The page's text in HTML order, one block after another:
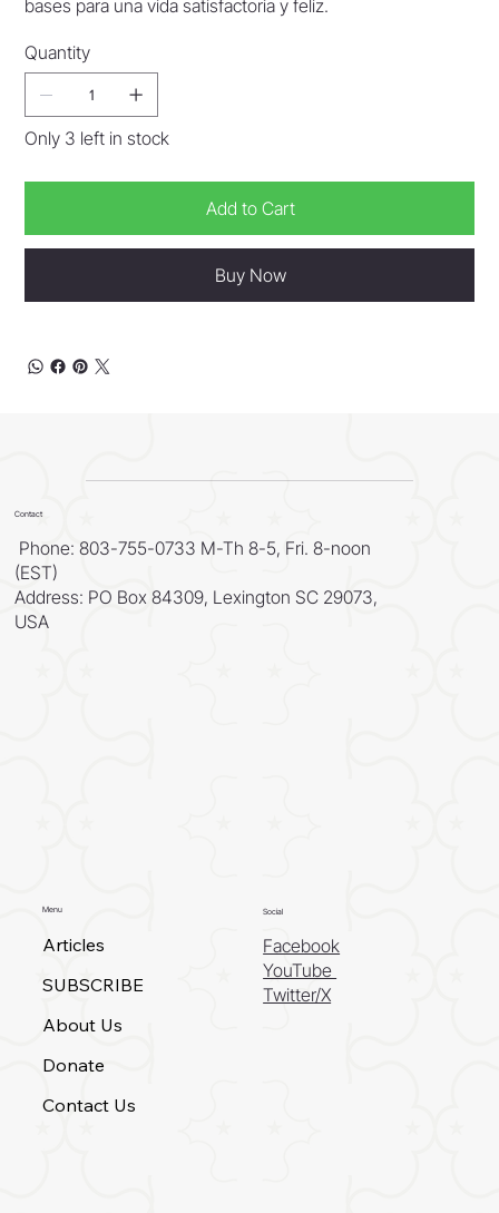
bases para una vida satisfactoria y feliz.
Quantity
Only 3 left in stock
Add to Cart
Buy Now
Contact
Phone: 803-755-0733 M-Th 8-5, Fri. 8-noon
(EST)
Address: PO Box 84309, Lexington SC 29073,
USA
Menu
Articles
SUBSCRIBE
About Us
Donate
Contact Us
Social
Facebook
YouTube
Twitter/X